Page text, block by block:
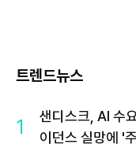
트렌드뉴스
1
샌디스크, AI 수
이던스 실망에 '